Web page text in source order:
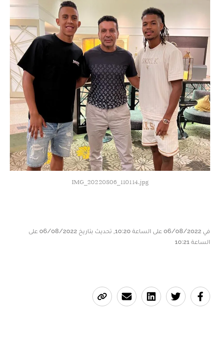
IMG_20220806_110114.jpg
في 06/08/2022 على الساعة 10:20, تحديث بتاريخ 06/08/2022 على
الساعة 10:21